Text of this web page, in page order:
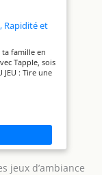
Noël ou un
dernière minute.
Rapidité et
ta famille en
Tapple, sois
JEU : Tire une
son tour les
commençant
joueur
inclus pour
tes propres
partie dure
revanches !
des parties en
jeux d’ambiance